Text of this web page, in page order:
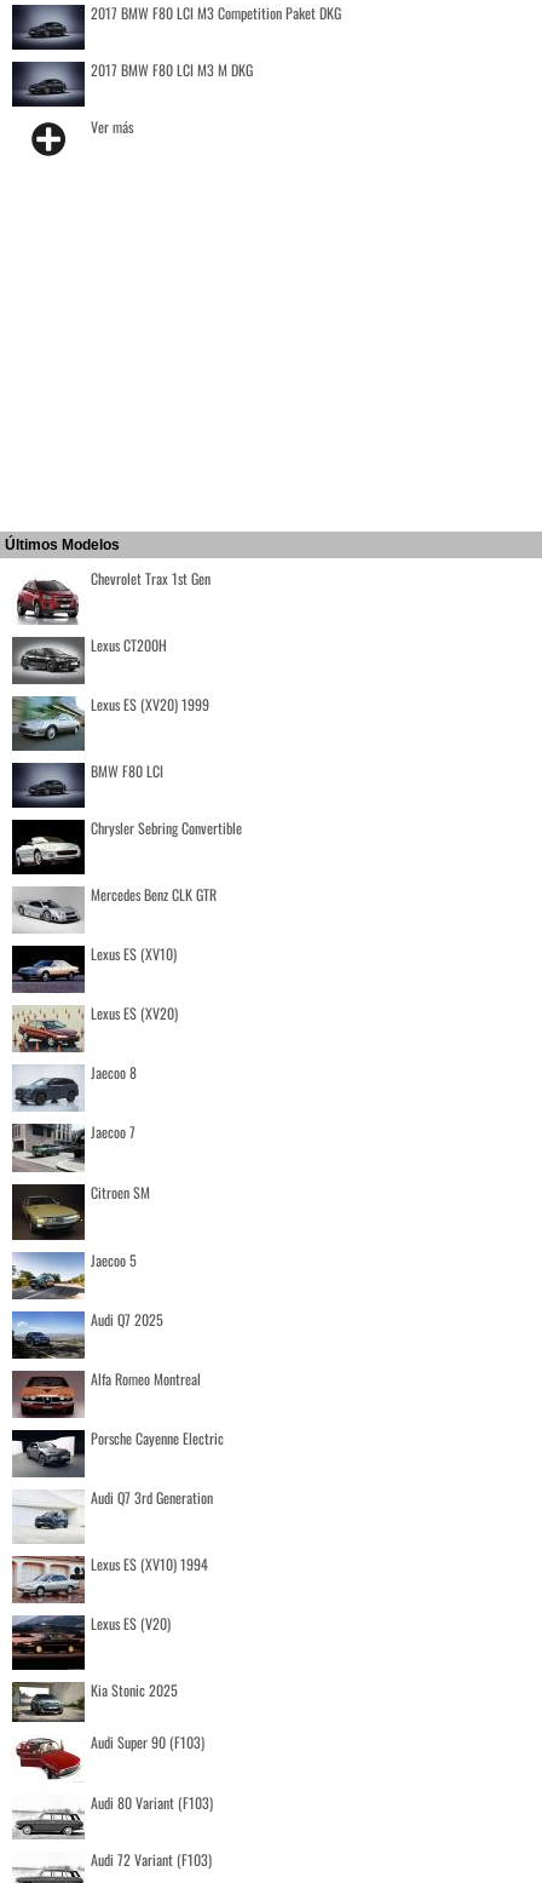
2017 BMW F80 LCI M3 Competition Paket DKG
2017 BMW F80 LCI M3 M DKG
Ver más
Últimos Modelos
Chevrolet Trax 1st Gen
Lexus CT200H
Lexus ES (XV20) 1999
BMW F80 LCI
Chrysler Sebring Convertible
Mercedes Benz CLK GTR
Lexus ES (XV10)
Lexus ES (XV20)
Jaecoo 8
Jaecoo 7
Citroen SM
Jaecoo 5
Audi Q7 2025
Alfa Romeo Montreal
Porsche Cayenne Electric
Audi Q7 3rd Generation
Lexus ES (XV10) 1994
Lexus ES (V20)
Kia Stonic 2025
Audi Super 90 (F103)
Audi 80 Variant (F103)
Audi 72 Variant (F103)